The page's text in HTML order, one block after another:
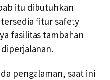
itu dibutuhkan
fitur safety
fasilitas tambahan
pengalaman, saat ini